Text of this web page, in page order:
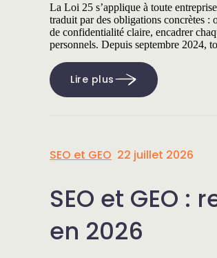
La Loi 25 s’applique à toute
traduit par des obligations concrètes :
de confidentialité claire, encadrer
personnels. Depuis septembre 2024,
Lire plus
SEO et GEO 22 juillet 2026
SEO et GEO
en 2026